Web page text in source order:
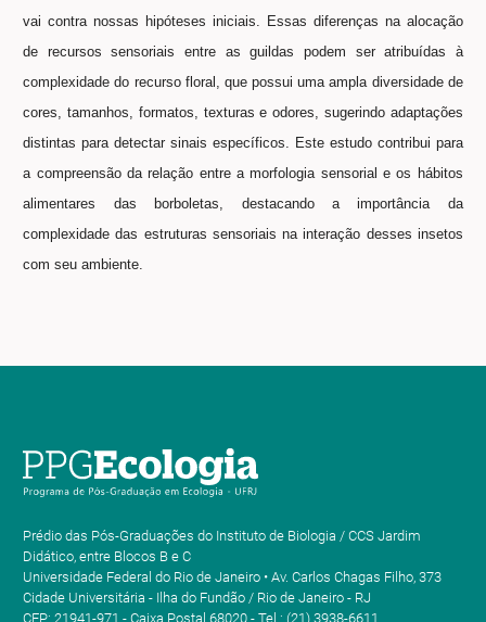
vai contra nossas hipóteses iniciais. Essas diferenças na alocação
de recursos sensoriais entre as guildas podem ser atribuídas à
complexidade do recurso floral, que possui uma ampla diversidade de
cores, tamanhos, formatos, texturas e odores, sugerindo adaptações
distintas para detectar sinais específicos. Este estudo contribui para
a compreensão da relação entre a morfologia sensorial e os hábitos
alimentares das borboletas, destacando a importância da
complexidade das estruturas sensoriais na interação desses insetos
com seu ambiente.
Prédio das Pós-Graduações do Instituto de Biologia / CCS Jardim
Didático, entre Blocos B e C
Universidade Federal do Rio de Janeiro • Av. Carlos Chagas Filho, 373
Cidade Universitária - Ilha do Fundão / Rio de Janeiro - RJ
CEP: 21941-971 - Caixa Postal 68020 - Tel.: (21) 3938-6611